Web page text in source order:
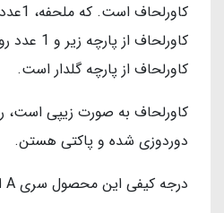
کاورلحاف
کاورلحاف از پارچه گلدار است.
کاورلحاف به صورت زیپی است،
دوردوزی شده و پاکتی هستن.
درجه کیفی این محصول سری A است